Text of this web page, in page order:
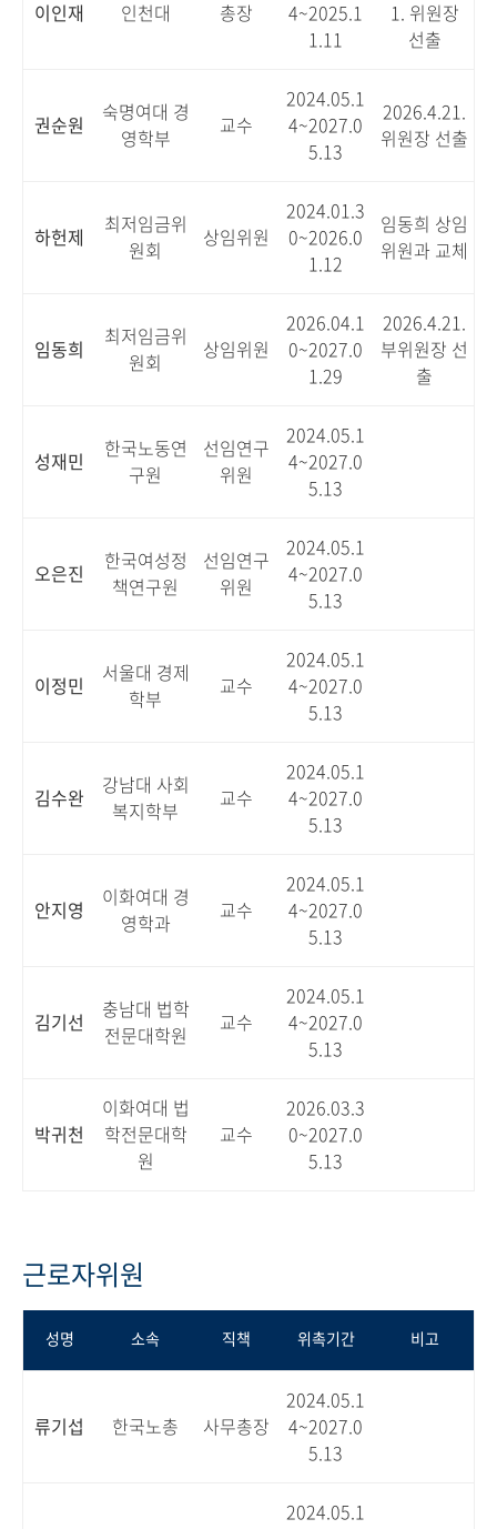
이인재 인천대 총장
4~2025.1
1.11
1. 위원장
선출
권순원
숙명여대 경
영학부
교수
2024.05.1
4~2027.0
5.13
2026.4.21.
위원장 선출
하헌제
최저임금위
원회
상임위원
2024.01.3
0~2026.0
1.12
임동희 상임
위원과 교체
임동희
최저임금위
원회
상임위원
2026.04.1
0~2027.0
1.29
2026.4.21.
부위원장 선
출
성재민
한국노동연
구원
선임연구
위원
2024.05.1
4~2027.0
5.13
오은진
한국여성정
책연구원
선임연구
위원
2024.05.1
4~2027.0
5.13
이정민
서울대 경제
학부
교수
2024.05.1
4~2027.0
5.13
김수완
강남대 사회
복지학부
교수
2024.05.1
4~2027.0
5.13
안지영
이화여대 경
영학과
교수
2024.05.1
4~2027.0
5.13
김기선
충남대 법학
전문대학원
교수
2024.05.1
4~2027.0
5.13
박귀천
이화여대 법
학전문대학
원
교수
2026.03.3
0~2027.0
5.13
근로자위원
성명 소속 직책 위촉기간 비고
류기섭 한국노총 사무총장
2024.05.1
4~2027.0
5.13
2024.05.1